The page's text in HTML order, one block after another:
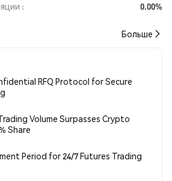
0.00%
Больше
RFQ Protocol for Secure
Volume Surpasses Crypto
Share
Period for 24/7 Futures Trading